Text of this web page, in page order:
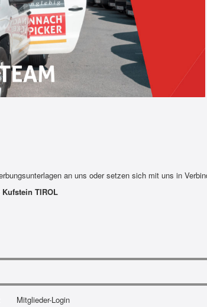
an uns oder setzen sich mit uns in
Kufstein TIROL
Mitglieder-Login